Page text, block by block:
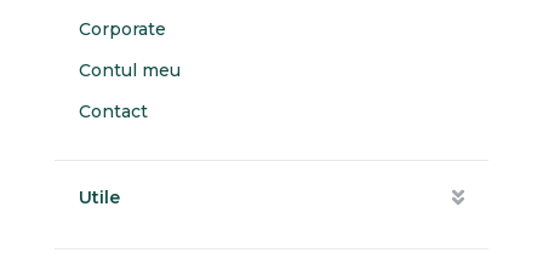
Corporate
Contul meu
Contact
Utile